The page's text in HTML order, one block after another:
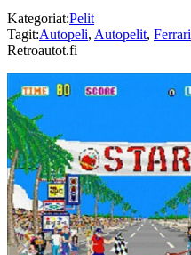
Kategoriat:Pelit
Tagit:Autopeli, Autopelit, Ferrari
Retroautot.fi